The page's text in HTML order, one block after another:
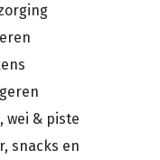
wei & piste
snacks en